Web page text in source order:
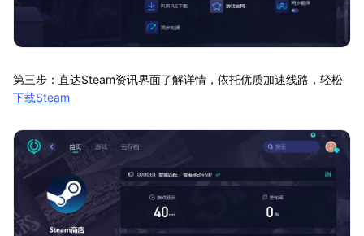
第三步：直达Steam资讯界面了解详情，依托优质加速线路，轻松
下载Steam